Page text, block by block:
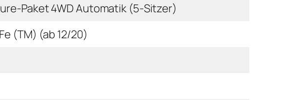
Paket 4WD Automatik (5-Sitzer)
(TM) (ab 12/20)